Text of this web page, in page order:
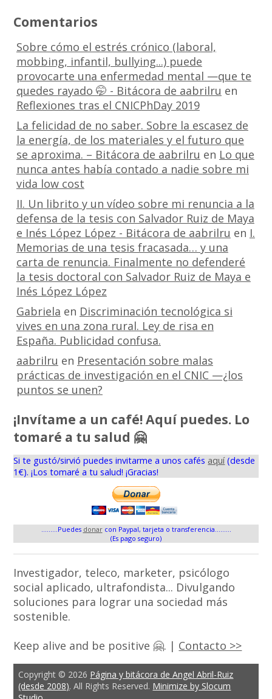
Comentarios
Sobre cómo el estrés crónico (laboral,
mobbing, infantil, bullying...) puede
provocarte una enfermedad mental —que te
quedes rayado 🤭 - Bitácora de aabrilru en
Reflexiones tras el CNICPhDay 2019
La felicidad de no saber. Sobre la escasez de
la energía, de los materiales y el futuro que
se aproxima. – Bitácora de aabrilru en Lo que
nunca antes había contado a nadie sobre mi
vida low cost
II. Un librito y un vídeo sobre mi renuncia a la
defensa de la tesis con Salvador Ruiz de Maya
e Inés López López - Bitácora de aabrilru en I.
Memorias de una tesis fracasada… y una
carta de renuncia. Finalmente no defenderé
la tesis doctoral con Salvador Ruiz de Maya e
Inés López López
Gabriela en Discriminación tecnológica si
vives en una zona rural. Ley de risa en
España. Publicidad confusa.
aabrilru en Presentación sobre malas
prácticas de investigación en el CNIC —¿los
puntos se unen?
¡Invítame a un café! Aquí puedes. Lo
tomaré a tu salud 🤗
Si te gustó/sirvió puedes invitarme a unos cafés aquí(desde
1€). ¡Los tomaré a tu salud! ¡Gracias!
.........Puedes donarcon Paypal, tarjeta o transferencia.........
(Es pago seguro)
Investigador, teleco, marketer, psicólogo
social aplicado, ultrafondista... Divulgando
soluciones para lograr una sociedad más
sostenible.
Keep alive and be positive 🤗. | Contacto >>
Copyright © 2026 Página y bitácora de Angel Abril-Ruiz
(desde 2008). All Rights Reserved. Minimize by Slocum